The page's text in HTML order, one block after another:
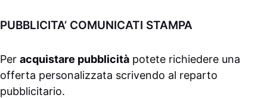
PUBBLICITA’ COMUNICATI STAMPA
Per acquistare pubblicità potete richiedere una
offerta personalizzata scrivendo al reparto
pubblicitario.